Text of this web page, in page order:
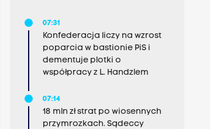
07:31
Konfederacja liczy na wzrost
poparcia w bastionie PiS i
dementuje plotki o
współpracy z L. Handzlem
07:14
18 mln zł strat po wiosennych
przymrozkach. Sądeccy